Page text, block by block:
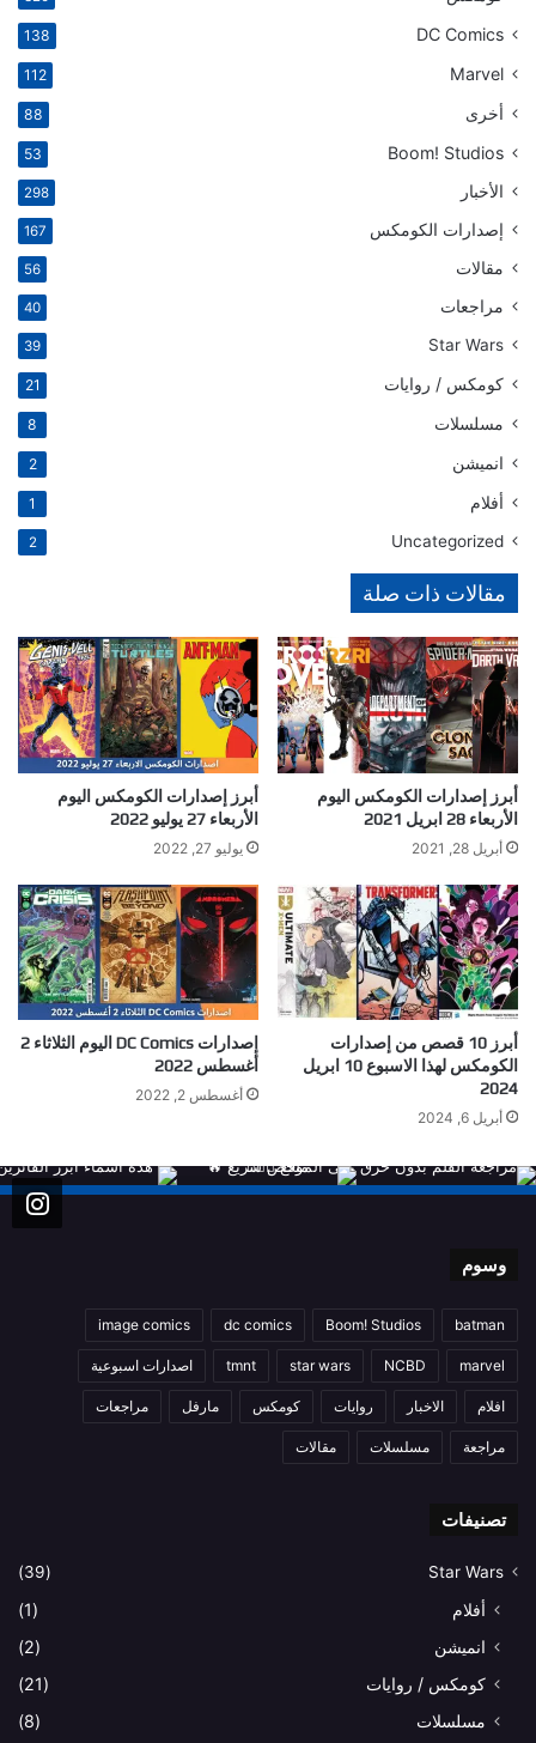
DC Comics
138
Marvel
112
أخرى 88
Boom! Studios
53
الأخبار 298
إصدارات الكومكس 167
مقالات 56
مراجعات 40
Star Wars
39
كومكس / روايات 21
مسلسلات 8
انميشن 2
أفلام 1
Uncategorized
2
مقالات ذات صلة
أبرز إصدارات الكومكس اليوم
الأربعاء 28 ابريل 2021
أبريل 28, 2021
أبرز إصدارات الكومكس اليوم
الأربعاء 27 يوليو 2022
يوليو 27, 2022
أبرز 10 قصص من إصدارات
الكومكس لهذا الاسبوع 10 ابريل
2024
أبريل 6, 2024
إصدارات DC Comics اليوم الثلاثاء 2
أغسطس 2022
أغسطس 2, 2022
وسوم
batman
Boom! Studios
dc comics
image comics
marvel
NCBD
star wars
tmnt اصدارات اسبوعية
افلام الاخبار روايات كومكس مارفل مراجعات
مراجعة مسلسلات مقالات
تصنيفات
Star Wars
(39)
أفلام
(1)
انميشن
(2)
كومكس / روايات
(21)
مسلسلات
(8)